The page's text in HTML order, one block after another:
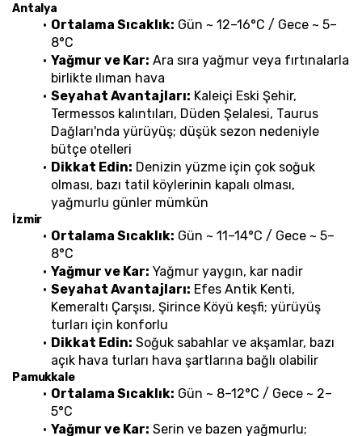
Antalya
Ortalama Sıcaklık: Gün ~ 12–16°C / Gece ~ 5–
8°C
Yağmur ve Kar: Ara sıra yağmur veya fırtınalarla
birlikte ılıman hava
Seyahat Avantajları: Kaleiçi Eski Şehir,
Termessos kalıntıları, Düden Şelalesi, Taurus
Dağları'nda yürüyüş; düşük sezon nedeniyle
bütçe otelleri
Dikkat Edin: Denizin yüzme için çok soğuk
olması, bazı tatil köylerinin kapalı olması,
yağmurlu günler mümkün
İzmir
Ortalama Sıcaklık: Gün ~ 11–14°C / Gece ~ 5–
8°C
Yağmur ve Kar: Yağmur yaygın, kar nadir
Seyahat Avantajları: Efes Antik Kenti,
Kemeraltı Çarşısı, Şirince Köyü keşfi; yürüyüş
turları için konforlu
Dikkat Edin: Soğuk sabahlar ve akşamlar, bazı
açık hava turları hava şartlarına bağlı olabilir
Pamukkale
Ortalama Sıcaklık: Gün ~ 8–12°C / Gece ~ 2–
5°C
Yağmur ve Kar: Serin ve bazen yağmurlu;